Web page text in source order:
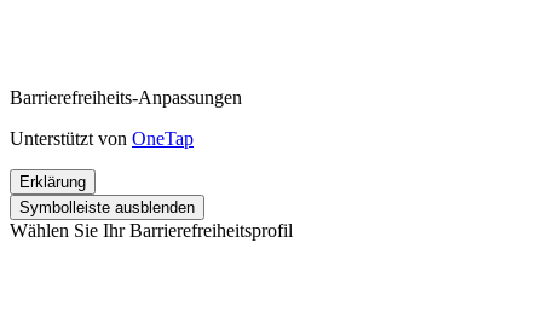
Barrierefreiheits-Anpassungen
Unterstützt von OneTap
Erklärung
Symbolleiste ausblenden
Wählen Sie Ihr Barrierefreiheitsprofil